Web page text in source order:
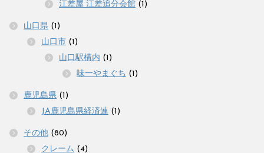
江差屋 江差追分会館 (1)
山口県 (1)
山口市 (1)
山口駅構内 (1)
味一やまぐち (1)
鹿児島県 (1)
JA鹿児島県経済連 (1)
その他 (80)
クレーム (4)